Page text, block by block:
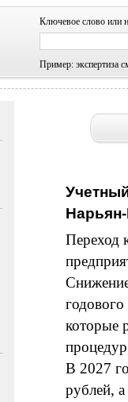
Ключевое слово или
Пример: экспертиза
Переход
которые
В 2027
рублей,